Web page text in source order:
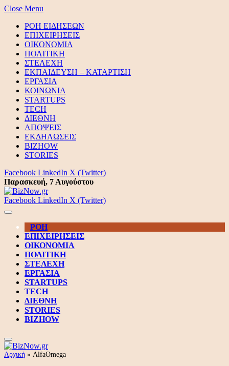
Close Menu
ΡΟΗ ΕΙΔΗΣΕΩΝ
ΕΠΙΧΕΙΡΗΣΕΙΣ
ΟΙΚΟΝΟΜΙΑ
ΠΟΛΙΤΙΚΗ
ΣΤΕΛΕΧΗ
ΕΚΠΑΙΔΕΥΣΗ – ΚΑΤΑΡΤΙΣΗ
ΕΡΓΑΣΙΑ
ΚΟΙΝΩΝΙΑ
STARTUPS
TECH
ΔΙΕΘΝΗ
ΑΠΟΨΕΙΣ
ΕΚΔΗΛΩΣΕΙΣ
BIZHOW
STORIES
Facebook LinkedIn X (Twitter)
Παρασκευή, 7 Αυγούστου
Facebook LinkedIn X (Twitter)
ΡΟΗ
ΕΠΙΧΕΙΡΗΣΕΙΣ
ΟΙΚΟΝΟΜΙΑ
ΠΟΛΙΤΙΚΗ
ΣΤΕΛΕΧΗ
ΕΡΓΑΣΙΑ
STARTUPS
TECH
ΔΙΕΘΝΗ
STORIES
BIZHOW
Αρχική » AlfaOmega